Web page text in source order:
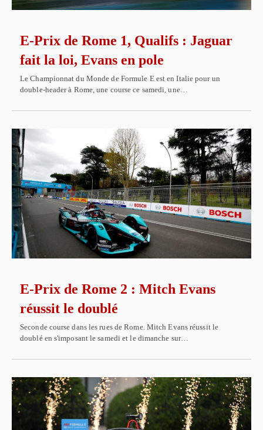
E-Prix de Rome 1, Qualifs : Jaguar
fait la loi, Evans en pole
Le Championnat du Monde de Formule E est en Italie pour un
double-header à Rome, une course ce samedi, une…
E-Prix de Rome 2 : Mitch Evans
réussit le doublé
Seconde course dans les rues de Rome. Mitch Evans réussit le
doublé en s'imposant le samedi et le dimanche sur…